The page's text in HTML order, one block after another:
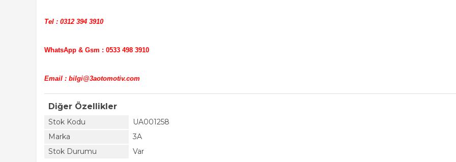
Tel : 0312 394 3910
WhatsApp & Gsm : 0533 498 3910
Email : bilgi@3aotomotiv.com
Diğer Özellikler
Stok Kodu
UA001258
Marka
3A
Stok Durumu
Var